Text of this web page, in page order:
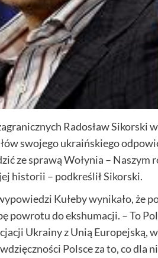
Radosław Sikorski
swojego ukraińskiego
ze sprawą Wołynia –
historii – podkreślił Sikorski.
wypowiedzi Kułeby wynikało,
powrotu do ekshumacji. – To
Ukrainy z Unią Europejską,
Polsce za to, co dla